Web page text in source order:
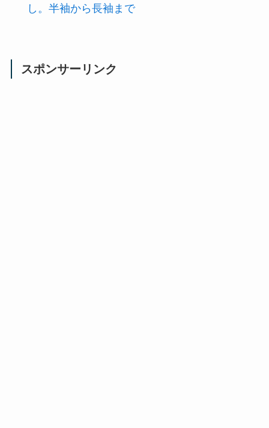
し。半袖から長袖まで
スポンサーリンク